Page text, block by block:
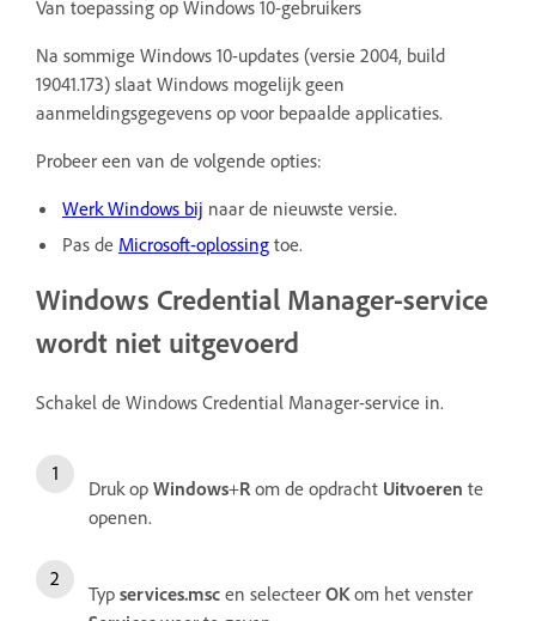
Van toepassing op Windows 10-gebruikers
Na sommige Windows 10-updates (versie 2004, build
19041.173) slaat Windows mogelijk geen
aanmeldingsgegevens op voor bepaalde applicaties.
Probeer een van de volgende opties:
Werk Windows bij naar de nieuwste versie.
Pas de Microsoft-oplossing toe.
Windows Credential Manager-service
wordt niet uitgevoerd
Schakel de Windows Credential Manager-service in.
Druk op Windows+R om de opdracht Uitvoeren te
openen.
Typ services.msc en selecteer OK om het venster